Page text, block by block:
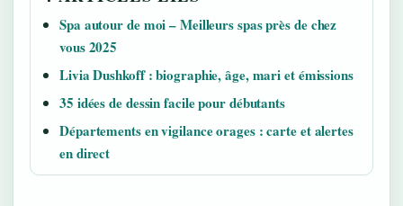
Spa autour de moi – Meilleurs spas près de chez
vous 2025
Livia Dushkoff : biographie, âge, mari et émissions
35 idées de dessin facile pour débutants
Départements en vigilance orages : carte et alertes
en direct